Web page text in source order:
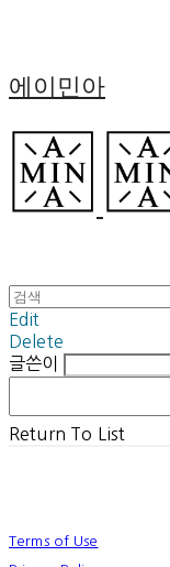
에이민아
Edit
Delete
글쓴이
Return To List
Terms of Use